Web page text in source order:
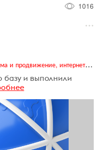
1016
Digital (web-дизайн, интернет-реклама и продвижение, интернет-сообщества и блоги, интернет-коммуникации, мобильный маркетинг, реклама на цифровых экранах)
базу и выполнили